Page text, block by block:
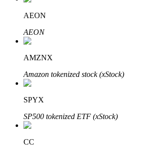
Otomatik Yatırım
Uzun vadeli kâr ve esnek çıkarlar elde edin
AEON
AEON
AMZNX
Amazon tokenized stock (xStock)
SPYX
SP500 tokenized ETF (xStock)
CC